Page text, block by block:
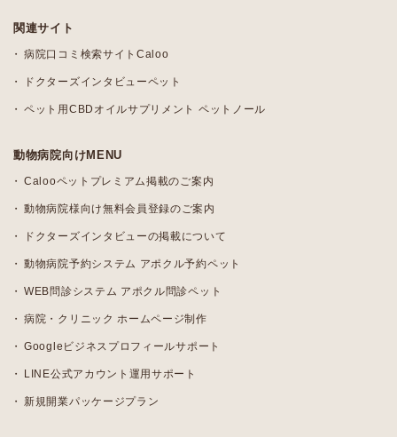
関連サイト
病院口コミ検索サイトCaloo
ドクターズインタビューペット
ペット用CBDオイルサプリメント ペットノール
動物病院向けMENU
Calooペットプレミアム掲載のご案内
動物病院様向け無料会員登録のご案内
ドクターズインタビューの掲載について
動物病院予約システム アポクル予約ペット
WEB問診システム アポクル問診ペット
病院・クリニック ホームページ制作
Googleビジネスプロフィールサポート
LINE公式アカウント運用サポート
新規開業パッケージプラン